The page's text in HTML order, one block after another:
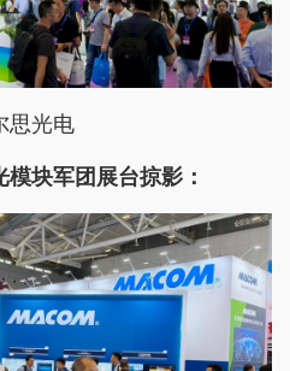
思光电
块军团展台掠影：